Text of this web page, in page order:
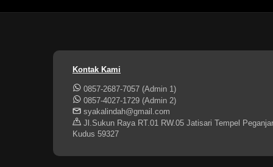
Kontak Kami
0857-2687-7057 (Admin 1)
0857-4027-1729 (Admin 2)
syakalindah@gmail.com
Jl.Sukun Raya RT.01 RW.05 Jatisari Tempel
Kudus 59327